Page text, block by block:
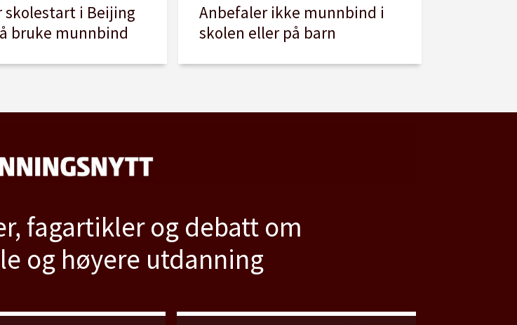
skolestart i Beijing
bruke munnbind
Anbefaler ikke munnbind i
skolen eller på barn
fagartikler og debatt om
og høyere utdanning